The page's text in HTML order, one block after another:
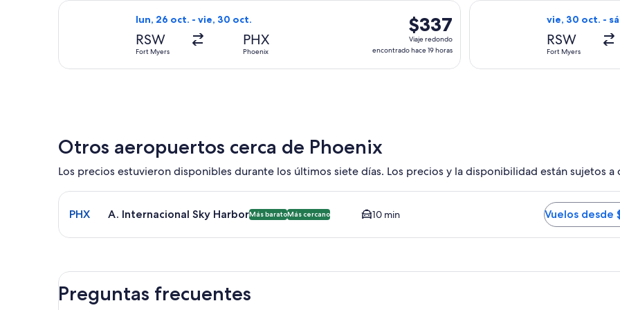
lun, 26 oct. - vie, 30 oct.
RSW
Fort Myers
PHX
Phoenix
$337
Viaje
redondo,
encontrado
$337
Viaje redondo
encontrado hace 19 horas
Seleccionar vuelo de JetBlue Airways, con salida el lun, 26 oct. desde Fort Myers hacia Phoenix,
vie, 30 oct. -
RSW
Fort Myers
Seleccionar
Otros aeropuertos cerca de Phoenix
Los precios estuvieron disponibles durante los últimos siete días. Los precios y la disponibilidad están sujetos a
Seleccionar vuelo a A. Internacional Sky Harbor PHX. Opción más barata y cercana disponible. El tiempo
PHX A. Internacional Sky HarborMás baratoMás cercano 10 min Vuelos desde
Preguntas frecuentes